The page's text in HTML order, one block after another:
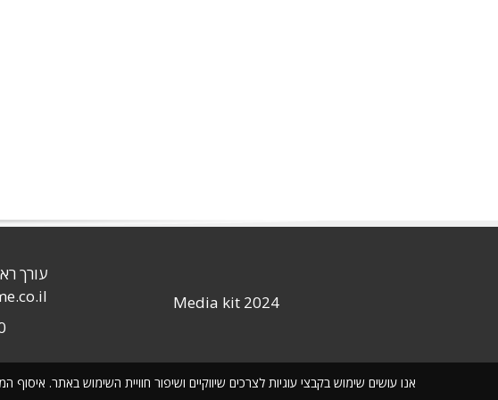
אנו עושים שימוש בקבצי עוגיות לצרכים שיווקיים ושיפור חוויית השימוש באתר.
Media kit 2024
עורך